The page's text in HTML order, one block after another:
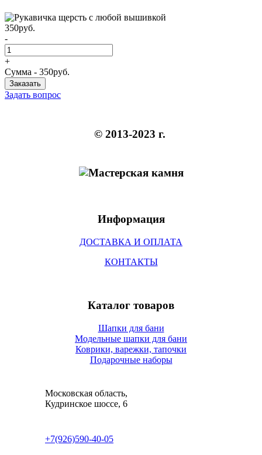
350руб.
-
+
Сумма - 350руб.
Задать вопрос
© 2013-2023 г.
Информация
ДОСТАВКА И ОПЛАТА
КОНТАКТЫ
Каталог товаров
Шапки для бани
Модельные шапки для бани
Коврики, варежки, тапочки
Подарочные наборы
Московская область,
​​​​​​​Кудринское шоссе, 6
+7(926)590-40-05